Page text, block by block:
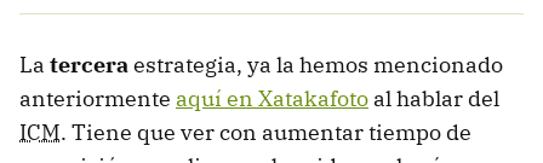
La terceraestrategia, ya la hemos mencionado
anteriormente aquí en Xatakafoto al hablar del
ICM. Tiene que ver con aumentar tiempo de